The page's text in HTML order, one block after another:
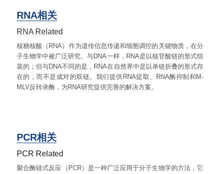
RNA相关
RNA Related
核糖核酸（RNA）作为遗传信息传递和细胞调控的关键物质，在分
子生物学中被广泛研究。与DNA一样，RNA是以核苷酸链的形式组
装的；但与DNA不同的是，RNA在自然界中是以单链折叠的形式存
在的，而不是成对的双链。我们提供RNA提取、RNA酶抑制和M-
MLV反转录酶，为RNA研究提供完善的解决方案。
PCR相关
PCR Related
聚合酶链式反应（PCR）是一种广泛应用于分子生物学的方法，它